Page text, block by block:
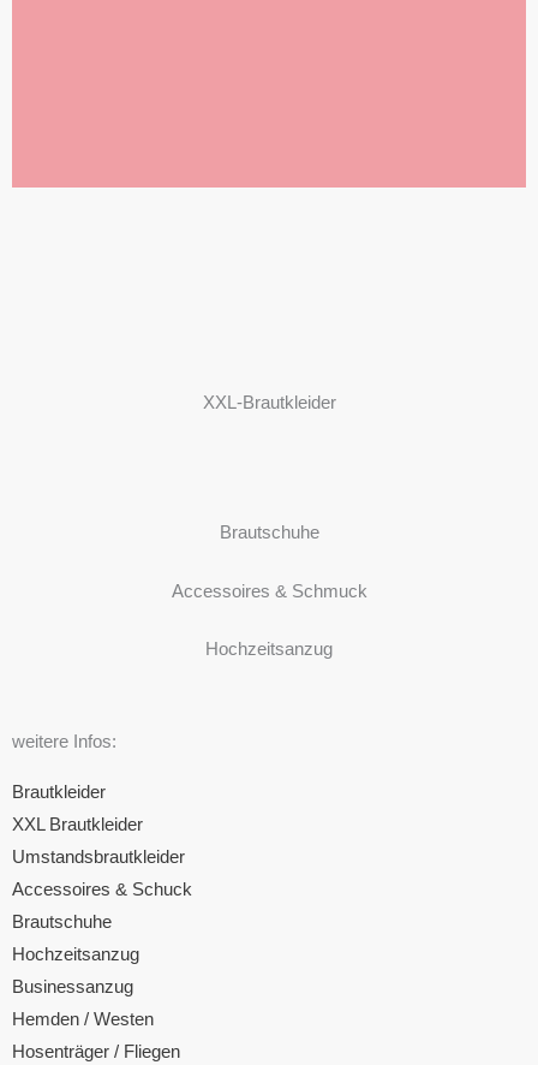
XXL-Brautkleider
Brautschuhe
Accessoires & Schmuck
Hochzeitsanzug
weitere Infos:
Brautkleider
XXL Brautkleider
Umstandsbrautkleider
Accessoires & Schuck
Brautschuhe
Hochzeitsanzug
Businessanzug
Hemden / Westen
Hosenträger / Fliegen